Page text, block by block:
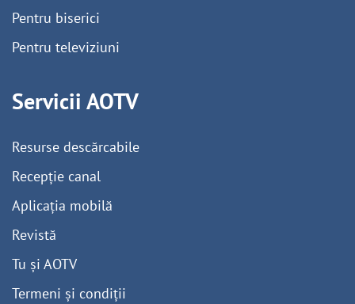
Pentru biserici
Pentru televiziuni
Servicii AOTV
Resurse descărcabile
Recepție canal
Aplicația mobilă
Revistă
Tu și AOTV
Termeni și condiții